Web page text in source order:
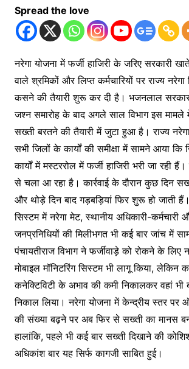
Spread the love
नरेगा योजना में फर्जी हाजिरी के जरिए सरकारी
वाले श्रमिकों और लिप्त कर्मचारियों पर राज्य
कसने की तैयारी शुरू कर दी है। भजनलाल
जश्न समारोह के बाद अगले साल विभाग इस मामले
सख्ती बरतने की तैयारी में जुटा हुआ है। राज्य
सभी जिलों के कार्यों की समीक्षा में सामने आया कि
कार्यों में मस्टररोल में फर्जी हाजिरी भरी जा रही
से चला आ रहा है। कार्रवाई के दौरान कुछ दिन
और थोड़े दिन बाद गड़बड़ियां फिर शुरू हो जाती हैं।
सिस्टम में नरेगा मेट, स्थानीय अधिकारी-कर्मचारी
जनप्रनिधियों की मिलीभगत भी कई बार जांच में
पंचायतीराज विभाग ने फर्जीवाड़े को रोकने के लिए
मोबाइल मॉनिटरिंग सिस्टम भी लागू किया, लेकिन
कनेक्टिविटी के अभाव की कमी निकालकर वहां भी
निकाल लिया। नरेगा योजना में केन्द्रीय स्तर पर
की संख्या बढ़ने पर अब फिर से सख्ती का मानस
हालांकि, पहले भी कई बार सख्ती दिखाने की
अधिकांश बार यह सिर्फ कागजी साबित हुई।